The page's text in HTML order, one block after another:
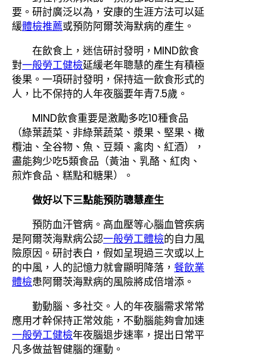
要。研討廣泛以為，安康的生涯方法可以延
緩體檢推薦或預防阿爾茨海默病的產生。
在飲食上，迷信研討發明，MIND飲食
對一般勞工健檢延緩老年聰慧的產生有積極
後果。一項研討發明，保持這一飲食形式的
人，比不保持的人年夜腦要年青7.5歲。
MIND飲食重要是激勵多吃10種食品
（綠葉蔬菜、非綠葉蔬菜、漿果、堅果、橄
欖油、全谷物、魚、豆類、禽肉、紅酒），
盡能夠少吃5類食品（黃油、乳酪、紅肉、
煎炸食品、糕點和糖果）。
做好以下三點能預防聰慧產生
預防血汗管病。高血壓等心腦血管疾病
是阿爾茨海默病公認一般勞工體檢的自力風
險原因。研討表白，假如呈現過三次或以上
的中風，人的記憶力就會顯明降落， 餐飲業
體檢患阿爾茨海默病的風險將成倍增添。
勤動腦、多社交。人的年夜腦需求常常
應用才幹保持正常效能，不動腦能夠會加速
一般勞工健檢年夜腦退步速率，提出日常平
凡多做益智健腦的運動。